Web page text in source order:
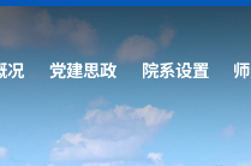
况 党建思政 院系设置